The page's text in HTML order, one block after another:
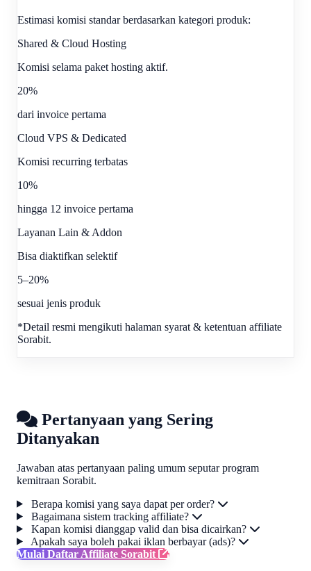
Estimasi komisi standar berdasarkan kategori produk:
Shared & Cloud Hosting
Komisi selama paket hosting aktif.
20%
dari invoice pertama
Cloud VPS & Dedicated
Komisi recurring terbatas
10%
hingga 12 invoice pertama
Layanan Lain & Addon
Bisa diaktifkan selektif
5–20%
sesuai jenis produk
*Detail resmi mengikuti halaman syarat & ketentuan affiliate
Sorabit.
Pertanyaan yang Sering
Ditanyakan
Jawaban atas pertanyaan paling umum seputar program
kemitraan Sorabit.
Berapa komisi yang saya dapat per order?
Bagaimana sistem tracking affiliate?
Kapan komisi dianggap valid dan bisa dicairkan?
Apakah saya boleh pakai iklan berbayar (ads)?
Mulai Daftar Affiliate Sorabit